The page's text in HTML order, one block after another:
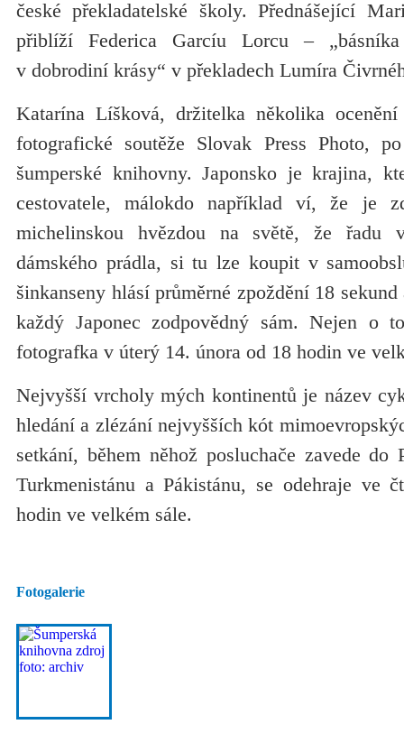
české překladatelské školy. Přednášející
přiblíží Federica Garcíu Lorcu –
v dobrodiní krásy“ v překladech Lumíra
Katarína Líšková, držitelka několika
fotografické soutěže Slovak Press Photo,
šumperské knihovny. Japonsko je krajina,
cestovatele, málokdo například ví, že je
michelinskou hvězdou na světě, že řadu
dámského prádla, si tu lze koupit v
šinkanseny hlásí průměrné zpoždění 18
každý Japonec zodpovědný sám. Nejen o
fotografka v úterý 14. února od 18 hodin ve
Nejvyšší vrcholy mých kontinentů je název
hledání a zlézání nejvyšších kót
setkání, během něhož posluchače zavede do
Turkmenistánu a Pákistánu, se odehraje ve
hodin ve velkém sále.
Fotogalerie